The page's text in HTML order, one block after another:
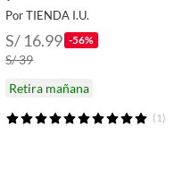
Por TIENDA I.U.
S/ 16.99 -56%
S/ 39
Retira mañana
(1)